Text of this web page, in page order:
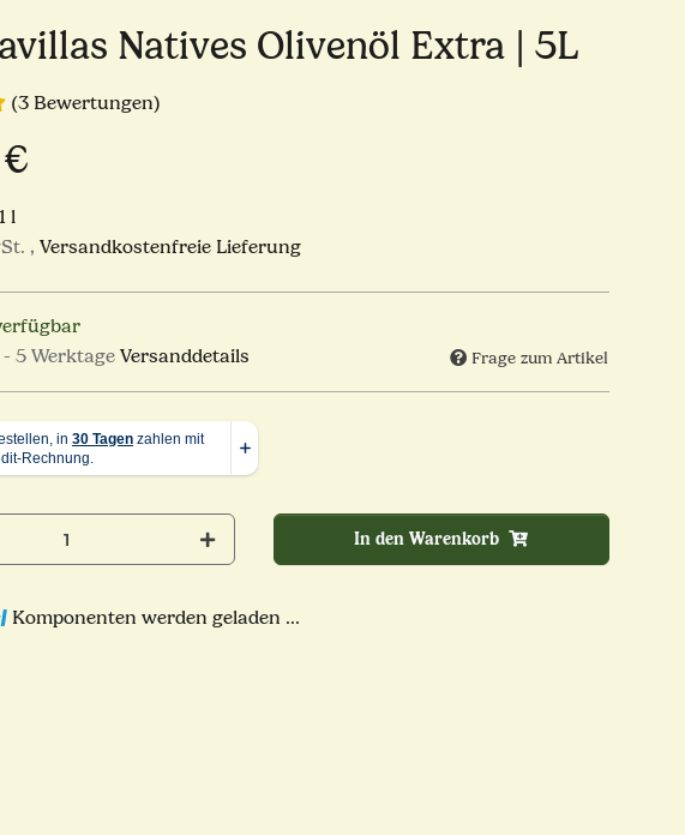
Natives Olivenöl Extra | 5L
(3 Bewertungen)
l
, Versandkostenfreie Lieferung
- 5 Werktage Versanddetails Frage zum Artikel
In den Warenkorb
Komponenten werden geladen ...